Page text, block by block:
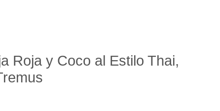
Roja y Coco al Estilo Thai,